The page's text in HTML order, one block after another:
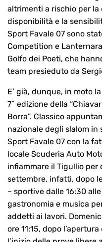
altrimenti a rischio per
disponibilità e la
Sport Favale 07 sono
Competition e
Golfo dei Poeti, che
team presieduto da
E’ già, dunque, in moto
7^ edizione della
Borra”. Classico
nazionale degli slalom in
Sport Favale 07 con la
locale Scuderia Auto
infiammare il Tigullio per
settembre, infatti, dopo
– sportive dalle 16:30
gastronomia e musica
addetti ai lavori.
ore 11:15, dopo